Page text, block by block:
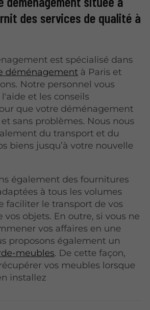
des services de qualité à
est spécialisé dans
déménagement à Paris et
Notre personnel vous
et les conseils
que votre déménagement
sans problèmes. Nous nous
du transport et du
biens jusqu’à votre nouvelle
également des fournitures
à tous les volumes
faciliter le transport de vos
vos objets. En outre, si vous ne
vos affaires en une
proposons également un
meubles. De cette façon,
vos meubles lorsque
installez